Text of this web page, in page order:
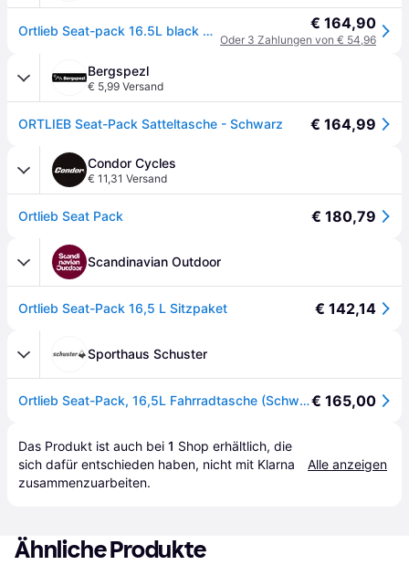
Ortlieb Seat-pack 16.5L black matt 16.5L € 164,90
Oder 3 Zahlungen von € 54,96
Bergspezl
€ 5,99 Versand
ORTLIEB Seat-Pack Satteltasche - Schwarz € 164,99
Condor Cycles
€ 11,31 Versand
Ortlieb Seat Pack € 180,79
Scandinavian Outdoor
Ortlieb Seat-Pack 16,5 L Sitzpaket € 142,14
Sporthaus Schuster
Ortlieb Seat-Pack, 16,5L Fahrradtasche (Schwarz one size Größe) Fahrradtaschen€ 165,00
Das Produkt ist auch bei 1 Shop erhältlich, die
sich dafür entschieden haben, nicht mit Klarna
zusammenzuarbeiten.
Alle anzeigen
Ähnliche Produkte